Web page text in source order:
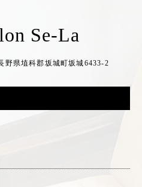
Se-La
城町坂城6433-2